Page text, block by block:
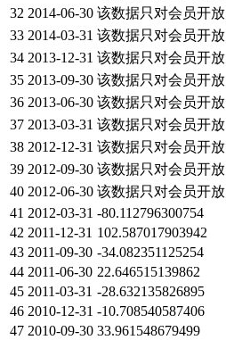
32 2014-06-30 该数据只对会员开放
33 2014-03-31 该数据只对会员开放
34 2013-12-31 该数据只对会员开放
35 2013-09-30 该数据只对会员开放
36 2013-06-30 该数据只对会员开放
37 2013-03-31 该数据只对会员开放
38 2012-12-31 该数据只对会员开放
39 2012-09-30 该数据只对会员开放
40 2012-06-30 该数据只对会员开放
41 2012-03-31 -80.112796300754
42 2011-12-31 102.587017903942
43 2011-09-30 -34.082351125254
44 2011-06-30 22.646515139862
45 2011-03-31 -28.632135826895
46 2010-12-31 -10.708540587406
47 2010-09-30 33.961548679499